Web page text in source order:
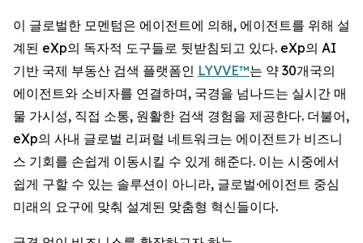
이 글로벌한 모멘텀은 에이전트에 의해, 에이전트를 위해 설
계된 eXp의 독자적 도구들로 뒷받침되고 있다. eXp의 AI
기반 국제 부동산 검색 플랫폼인 LYVVE™는 약 30개국의
에이전트와 소비자를 연결하며, 국경을 넘나드는 실시간 매
물 가시성, 직접 소통, 원활한 검색 경험을 제공한다. 더불어,
eXp의 사내 글로벌 리퍼럴 네트워크는 에이전트가 비즈니
스 기회를 손쉽게 이동시킬 수 있게 해준다. 이는 시중에서
쉽게 구할 수 있는 솔루션이 아니라, 글로벌·에이전트 중심
미래의 요구에 맞춰 설계된 맞춤형 혁신들이다.